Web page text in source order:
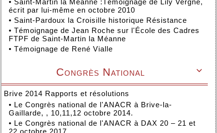
• Saint-Martin la Méanne :Témoignage de Lily Vergne,
écrit par lui-même en octobre 2010
• Saint-Pardoux la Croisille historique Résistance
• Témoignage de Jean Roche sur l'École des Cadres
FTPF de Saint-Martin la Méanne
• Témoignage de René Vialle

Congrès National
Brive 2014 Rapports et résolutions
• Le Congrès national de l'ANACR à Brive-la-
Gaillarde, , 10,11,12 octobre 2014.
• Le Congrès national de l'ANACR à DAX 20 – 21 et